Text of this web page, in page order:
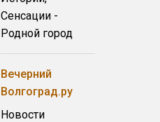
Сенсации -
Родной город
Вечерний
Волгоград.ру
Новости